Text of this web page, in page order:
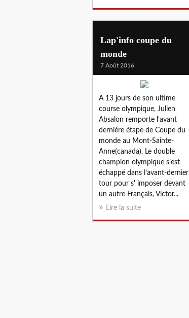
Lap'info coupe du
monde
7 Août 2016
A 13 jours de son ultime
course olympique, Julien
Absalon remporte l’avant
dernière étape de Coupe du
monde au Mont-Sainte-
Anne(canada). Le double
champion olympique s’est
échappé dans l’avant-dernier
tour pour s' imposer devant
un autre Français, Victor...
Lire la suite